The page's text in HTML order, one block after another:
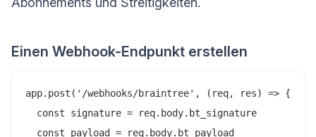
Einen Webhook-Endpunkt erstellen
app.post('/webhooks/braintree', (req, res) => {
  const signature = req.body.bt_signature
  const payload = req.body.bt_payload